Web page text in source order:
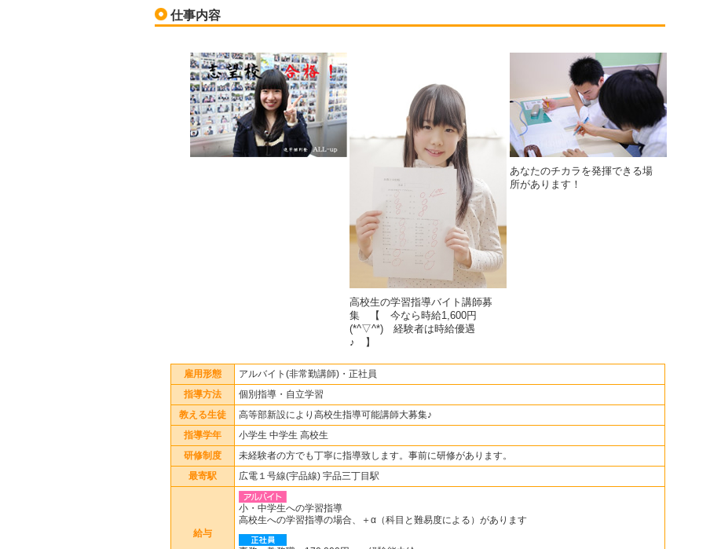
仕事内容
高校生の学習指導バイト講師募
集 【 今なら時給1,600円
(*^▽^*) 経験者は時給優遇
♪ 】
あなたのチカラを発揮できる場
所があります！
雇用形態 アルバイト(非常勤講師)・正社員
指導方法 個別指導・自立学習
教える生徒 高等部新設により高校生指導可能講師大募集♪
指導学年 小学生 中学生 高校生
研修制度 未経験者の方でも丁寧に指導致します。事前に研修があります。
最寄駅 広電１号線(宇品線) 宇品三丁目駅
給与
小・中学生への学習指導
高校生への学習指導の場合、＋α（科目と難易度による）があります